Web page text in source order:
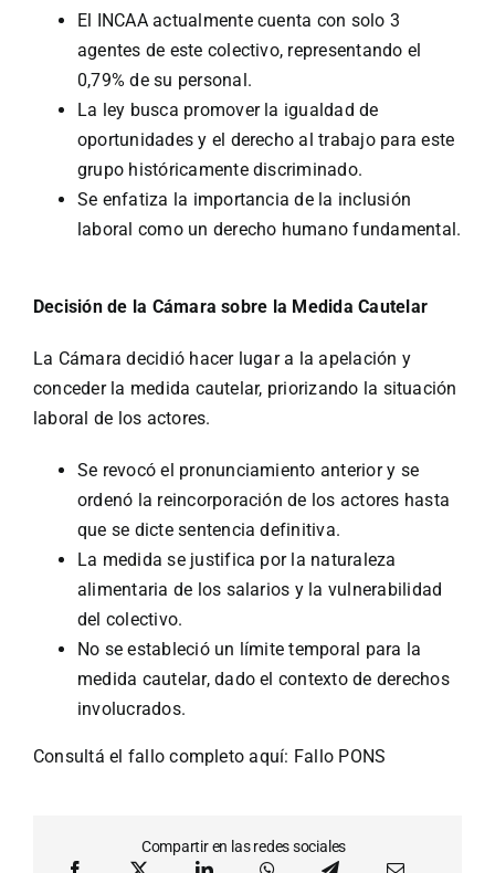
El INCAA actualmente cuenta con solo 3
agentes de este colectivo, representando el
0,79% de su personal.
La ley busca promover la igualdad de
oportunidades y el derecho al trabajo para este
grupo históricamente discriminado.
Se enfatiza la importancia de la inclusión
laboral como un derecho humano fundamental.
Decisión de la Cámara sobre la Medida Cautelar
La Cámara decidió hacer lugar a la apelación y
conceder la medida cautelar, priorizando la situación
laboral de los actores.
Se revocó el pronunciamiento anterior y se
ordenó la reincorporación de los actores hasta
que se dicte sentencia definitiva.
La medida se justifica por la naturaleza
alimentaria de los salarios y la vulnerabilidad
del colectivo.
No se estableció un límite temporal para la
medida cautelar, dado el contexto de derechos
involucrados.
Consultá el fallo completo aquí: Fallo PONS
Compartir en las redes sociales